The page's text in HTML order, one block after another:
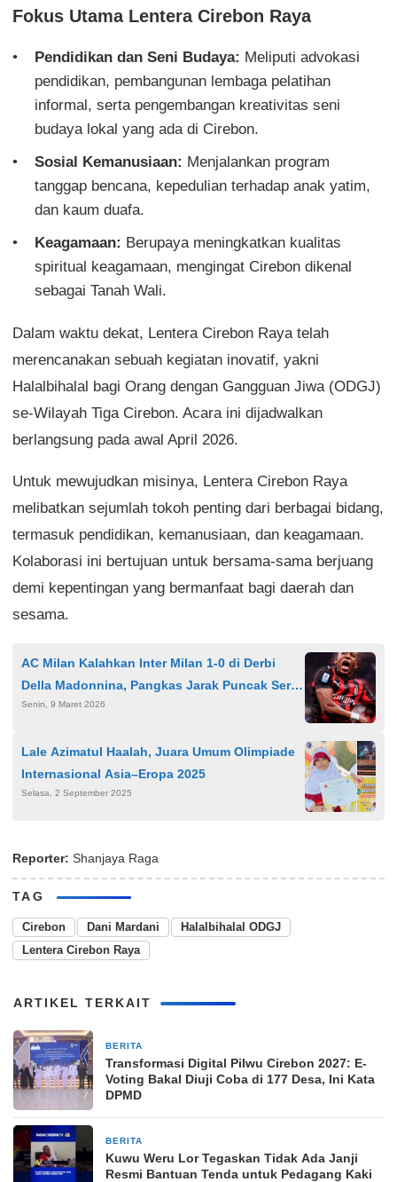
Fokus Utama Lentera Cirebon Raya
Pendidikan dan Seni Budaya: Meliputi advokasi
pendidikan, pembangunan lembaga pelatihan
informal, serta pengembangan kreativitas seni
budaya lokal yang ada di Cirebon.
Sosial Kemanusiaan: Menjalankan program
tanggap bencana, kepedulian terhadap anak yatim,
dan kaum duafa.
Keagamaan: Berupaya meningkatkan kualitas
spiritual keagamaan, mengingat Cirebon dikenal
sebagai Tanah Wali.
Dalam waktu dekat, Lentera Cirebon Raya telah
merencanakan sebuah kegiatan inovatif, yakni
Halalbihalal bagi Orang dengan Gangguan Jiwa (ODGJ)
se-Wilayah Tiga Cirebon. Acara ini dijadwalkan
berlangsung pada awal April 2026.
Untuk mewujudkan misinya, Lentera Cirebon Raya
melibatkan sejumlah tokoh penting dari berbagai bidang,
termasuk pendidikan, kemanusiaan, dan keagamaan.
Kolaborasi ini bertujuan untuk bersama-sama berjuang
demi kepentingan yang bermanfaat bagi daerah dan
sesama.
AC Milan Kalahkan Inter Milan 1-0 di Derbi
Della Madonnina, Pangkas Jarak Puncak Serie
A
Senin, 9 Maret 2026
Lale Azimatul Haalah, Juara Umum Olimpiade
Internasional Asia–Eropa 2025
Selasa, 2 September 2025
Reporter: Shanjaya Raga
TAG
Cirebon Dani Mardani
Halalbihalal ODGJ
Lentera Cirebon Raya
ARTIKEL TERKAIT
BERITA
Transformasi Digital Pilwu Cirebon 2027: E-
Voting Bakal Diuji Coba di 177 Desa, Ini Kata
DPMD
BERITA
Kuwu Weru Lor Tegaskan Tidak Ada Janji
Resmi Bantuan Tenda untuk Pedagang Kaki